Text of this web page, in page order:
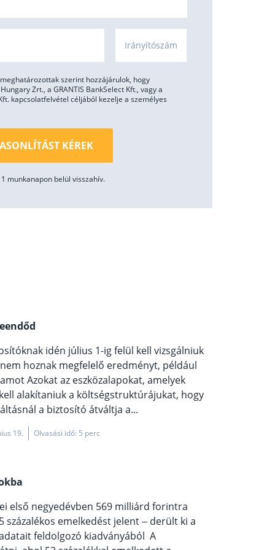
Irányítószám
szerint hozzájárulok, hogy
Zrt., a GRANTIS BankSelect Kft., vagy a
kapcsolatfelvétel céljából kezelje a személyes
KÉREK
munkanapon belül visszahív.
idén július 1-ig felül kell vizsgálniuk
hoznak megfelelő eredményt, például
Azokat az eszközalapokat, amelyek
alakítaniuk a költségstruktúrájukat, hogy
a biztosító átváltja a...
19. Olvasási idő: 5 perc
első negyedévben 569 milliárd forintra
emelkedést jelent – derült ki a
feldolgozó kiadványából A